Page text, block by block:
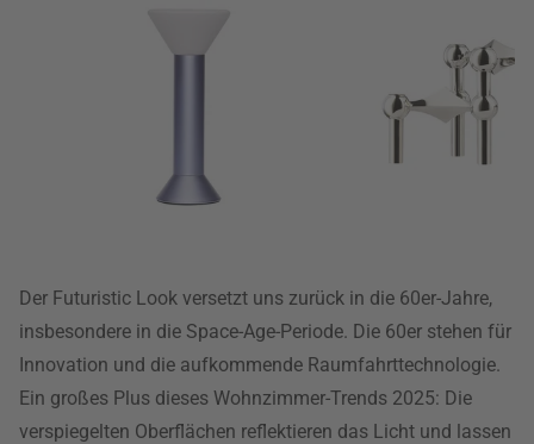
Der Futuristic Look versetzt uns zurück in die 60er-Jahre,
insbesondere in die Space-Age-Periode. Die 60er stehen für
Innovation und die aufkommende Raumfahrttechnologie.
Ein großes Plus dieses Wohnzimmer-Trends 2025: Die
verspiegelten Oberflächen reflektieren das Licht und lassen